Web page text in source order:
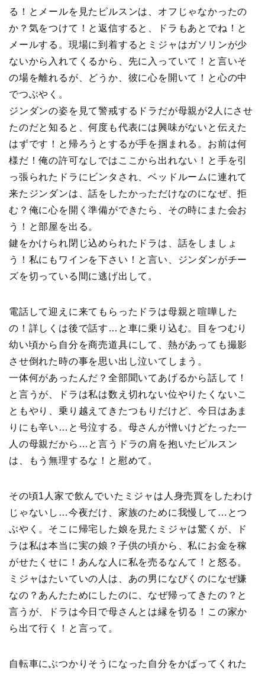
る！とメールを見たピルスンは、オフじゃなかったの
か？気をつけて！と返信すると、ドラもあとでね！と
メールする。現場に到着するとミジャはガソリンが少
ないから入れてくるから、先に入っていて！と言いそ
の場を離れるが、どうか、彼に心を開いて！と心の中
でつぶやく。
ジンダンの姿を見て警戒するドラだが母親が2人にさせ
たのだと知ると、何度も代表には興味がないと伝えた
はずです！と帰ろうとするが手を掴まれる。お前は何
様だ！俺の許可なしではここから出れない！と手を引
っ張られたドラにビンタされ、ベッドルームに連れて
来たジンダンは、話をしたかっただけなのになぜ、拒
む？俺に心を開く準備ができたら、その時にまた会お
う！と部屋を出る。
鍵をかけられ閉じ込められたドラは、話をしましょ
う！私にもワインを下さい！と言い、ジンダンがチー
ズを切っている間に逃げ出して。
電話して迎えに来てもらったドラは母親と喧嘩した
の！詳しくは後で話す…と車に乗り込む。目をつむり
幼い頃から自分を商売道具にして、熱があっても撮影
させ倒れた時の事を思い出し泣いてしまう。
一体何があったんだ？全部聞いてあげるから話して！
と言うが、ドラは私は数え切れない位やりたくないこ
ともやり、乗り越えてきたつもりだけど、今日はあま
りにも辛い…と号泣する。母さんが憎いけどたった一
人の母親だから…と言うドラの肩を抱いたピルスン
は、もう無理するな！と慰めて。
その頃1人家で飲んでいたミジャは人身売買をしたわけ
じゃないし…今夜だけ、家族のために我慢して…とつ
ぶやく。そこに帰宅した娘を見たミジャは驚くが、ド
ラは私は本当に実の娘？子供の頃から、私にお金を稼
がせたくせに！あんな人に私を売るなんて！と怒る。
ミジャはたいていの人は、あの男になびくのになぜ嫌
なの？あんたためにしたのに、なぜ帰ってきたの？と
言うが、ドラは今日で母さんとは縁を切る！この家か
ら出て行く！と言って。
自転車にぶつかりそうになった自分をかばってくれた